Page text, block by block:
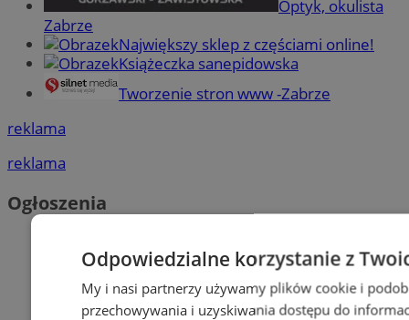
Optyk, okulista
Zabrze
Największy sklep z częściami online!
Książeczka sanepidowska
Tworzenie stron www -Zabrze
reklama
reklama
Ogłoszenia
Odpowiedzialne korzystanie z
My i nasi partnerzy używamy plików cookie i
przechowywania i uzyskiwania dostępu do